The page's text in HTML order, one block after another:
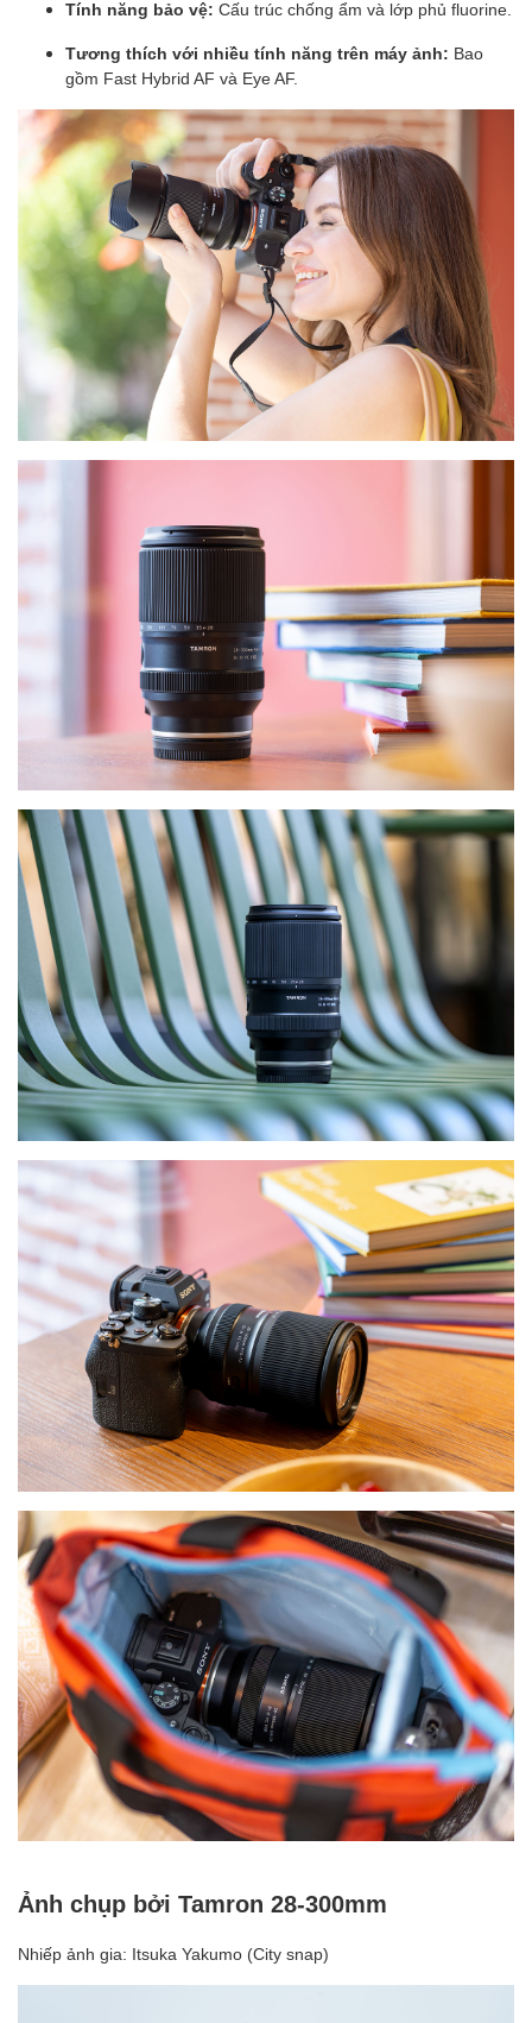
Tính năng bảo vệ: Cấu trúc chống ẩm và lớp phủ fluorine.
Tương thích với nhiều tính năng trên máy ảnh: Bao
gồm Fast Hybrid AF và Eye AF.
Ảnh chụp bởi Tamron 28-300mm
Nhiếp ảnh gia: Itsuka Yakumo (City snap)